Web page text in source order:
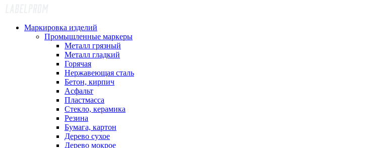
Маркировка изделий
Промышленные маркеры
Металл грязный
Металл гладкий
Горячая
Нержавеющая сталь
Бетон, кирпич
Асфальт
Пластмасса
Стекло, керамика
Резина
Бумага, картон
Дерево сухое
Дерево мокрое